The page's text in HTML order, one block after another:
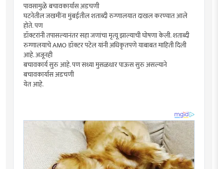
पावसामुळे बचावकार्यास अडचणी
घटनेतील जखमींना मुंबईतील शताब्दी रुग्णालयात दाखल करण्यात आले
होते. पण
डॉक्टरांनी तपासल्यानंतर सहा जणांचा मृत्यू झाल्याची घोषणा केली. शताब्दी
रुग्णालयाचे AMO डॉक्टर पटेल यांनी अधिकृतपणे याबाबत माहिती दिली
आहे. अजूनही
बचावकार्य सुरु आहे. पण सध्या मुसळधार पाऊस सुरु असल्याने
बचावकार्यास अडचणी
येत आहे.